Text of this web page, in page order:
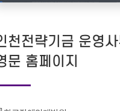
천전략기금 운영
문 홈페이지